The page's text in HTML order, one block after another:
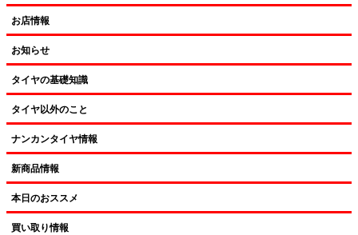
お店情報
お知らせ
タイヤの基礎知識
タイヤ以外のこと
ナンカンタイヤ情報
新商品情報
本日のおススメ
買い取り情報